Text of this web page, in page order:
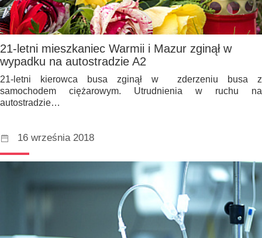
21-letni mieszkaniec Warmii i Mazur zginął w
wypadku na autostradzie A2
21-letni kierowca busa zginął w zderzeniu busa z
samochodem ciężarowym. Utrudnienia w ruchu na
autostradzie…
16 września 2018